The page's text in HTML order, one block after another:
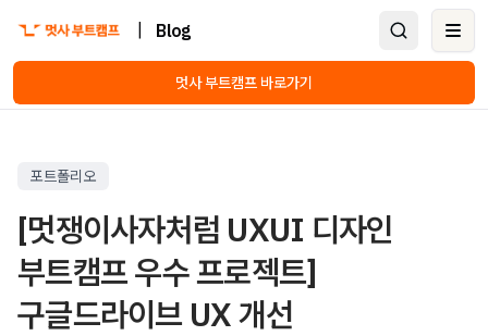
Blog
멋사 부트캠프 바로가기
포트폴리오
[멋쟁이사자처럼 UXUI 디자인
부트캠프 우수 프로젝트]
구글드라이브 UX 개선